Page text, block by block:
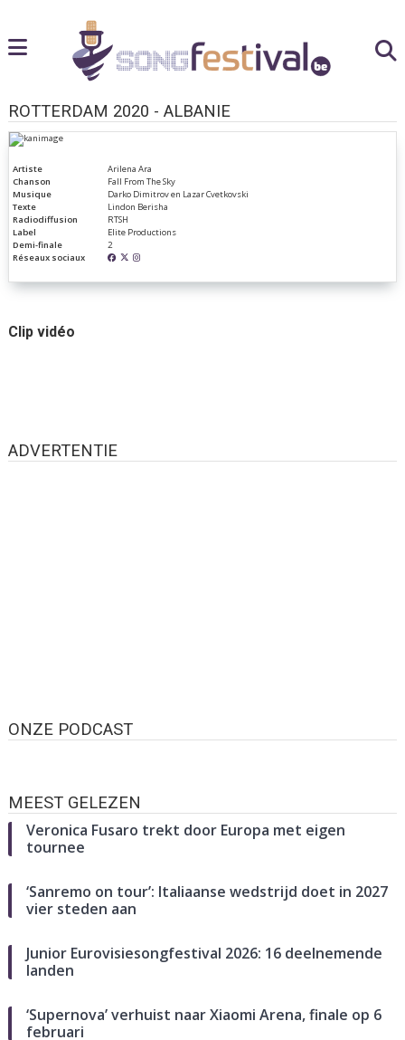
ROTTERDAM 2020 - ALBANIE
Artiste
Arilena Ara
Chanson
Fall From The Sky
Musique
Darko Dimitrov en Lazar Cvetkovski
Texte
Lindon Berisha
Radiodiffusion
RTSH
Label
Elite Productions
Demi-finale
2
Réseaux sociaux
Clip vidéo
ADVERTENTIE
ONZE PODCAST
MEEST GELEZEN
Veronica Fusaro trekt door Europa met eigen
tournee
‘Sanremo on tour’: Italiaanse wedstrijd doet in 2027
vier steden aan
Junior Eurovisiesongfestival 2026: 16 deelnemende
landen
‘Supernova’ verhuist naar Xiaomi Arena, finale op 6
februari